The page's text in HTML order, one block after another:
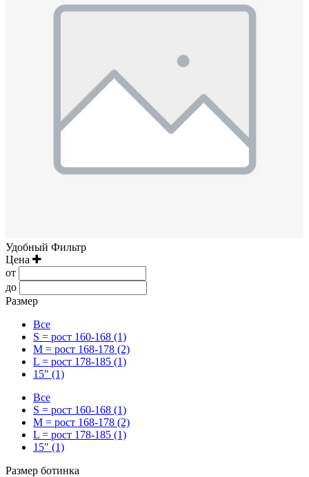
Удобный Фильтр
Цена
от
до
Размер
Все
S = рост 160-168 (1)
M = рост 168-178 (2)
L = рост 178-185 (1)
15" (1)
Все
S = рост 160-168 (1)
M = рост 168-178 (2)
L = рост 178-185 (1)
15" (1)
Размер ботинка